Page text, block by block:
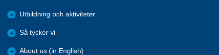
Utbildning och aktiviteter
Så tycker vi
About us (in English)